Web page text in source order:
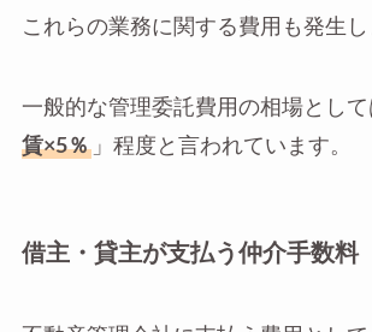
これらの業務に関する費用も発生し
一般的な管理委託費用の相場として
賃×5％」程度と言われています。
借主・貸主が支払う仲介手数料